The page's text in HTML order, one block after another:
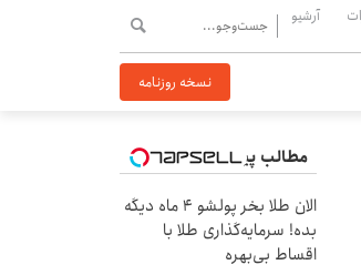
آرشیو
نسخه روزنامه
مطالب پیشنهادی
الان طلا بخر پولشو 4 ماه دیگه
بده! سرمایه‌گذاری طلا با
اقساط بی‌بهره